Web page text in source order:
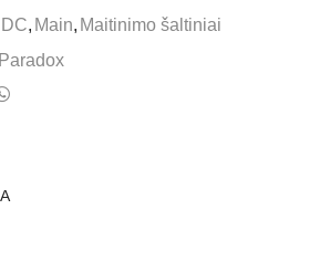
DC, Main, Maitinimo šaltiniai
Paradox